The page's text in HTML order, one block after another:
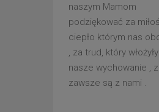
naszym Mamom
podziękować za
ciepło którym nas
, za trud, który
nasze wychowanie ,
zawsze są z nami .